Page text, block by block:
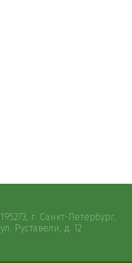
195273, г. Санкт-Петербург,
ул. Руставели, д. 12